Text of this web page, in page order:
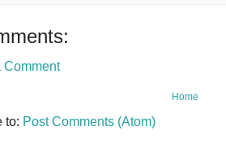
Comment
Home
to: Post Comments (Atom)